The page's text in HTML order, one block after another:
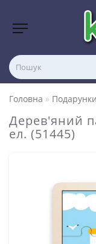
Головна
Дерев'яний
ел. (51445)